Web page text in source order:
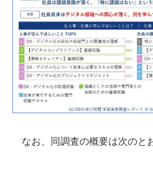
なお、同調査の概要は次のと